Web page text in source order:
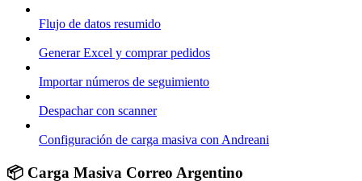
Flujo de datos resumido
Generar Excel y comprar pedidos
Importar números de seguimiento
Despachar con scanner
Configuración de carga masiva con Andreani
📦 Carga Masiva Correo Argentino